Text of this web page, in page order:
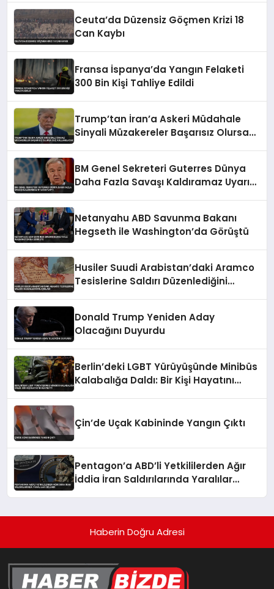
Ceuta’da Düzensiz Göçmen Krizi 18
Can Kaybı
Fransa İspanya’da Yangın Felaketi
300 Bin Kişi Tahliye Edildi
Trump’tan İran’a Askeri Müdahale
Sinyali Müzakereler Başarısız Olursa
BM Genel Sekreteri Guterres Dünya
Daha Fazla Savaşı Kaldıramaz Uyarısı
Netanyahu ABD Savunma Bakanı
Hegseth ile Washington’da Görüştü
Husiler Suudi Arabistan’daki Aramco
Tesislerine Saldırı Düzenlediğini
Donald Trump Yeniden Aday
Olacağını Duyurdu
Berlin’deki LGBT Yürüyüşünde Minibüs
Kalabalığa Daldı: Bir Kişi Hayatını
Çin’de Uçak Kabininde Yangın Çıktı
Pentagon’a ABD’li Yetkililerden Ağır
İddia İran Saldırılarında Yaralılar
Haberin Doğru Adresi